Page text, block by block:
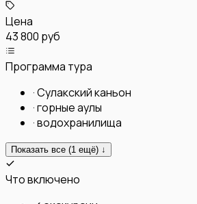
Цена
43 800 руб
Программа тура
·Сулакский каньон
·горные аулы
·водохранилища
Показать все (1 ещё) ↓
Что включено